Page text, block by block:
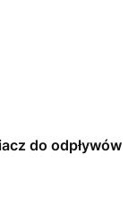
do odpływów